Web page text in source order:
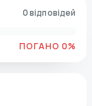
0 відповідей
ПОГАНО 0%